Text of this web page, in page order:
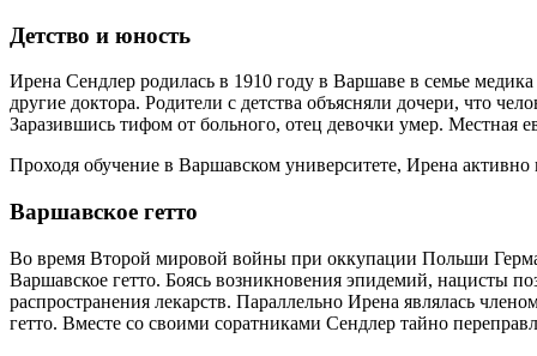
Детство и юность
Ирена Сендлер родилась в 1910 году в Варшаве в семье
другие доктора. Родители с детства объясняли дочери, что
Заразившись тифом от больного, отец девочки умер. Местная
Проходя обучение в Варшавском университете, Ирена
Варшавское гетто
Во время Второй мировой войны при оккупации Польши
Варшавское гетто. Боясь возникновения эпидемий, нацисты
распространения лекарств. Параллельно Ирена являлась
гетто. Вместе со своими соратниками Сендлер тайно